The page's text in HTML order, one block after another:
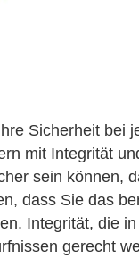
Sicherheit bei
mit Integrität
sein können,
dass Sie das
Integrität, die
gerecht